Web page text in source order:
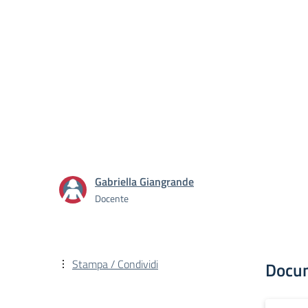
Gabriella Giangrande
Docente
Stampa / Condividi